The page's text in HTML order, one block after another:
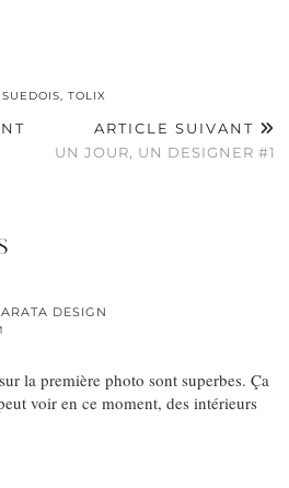
SUEDOIS TOLIX
ARTICLE SUIVANT
UN JOUR, UN DESIGNER #1
DESIGN
la première photo sont superbes. Ça
voir en ce moment, des intérieurs